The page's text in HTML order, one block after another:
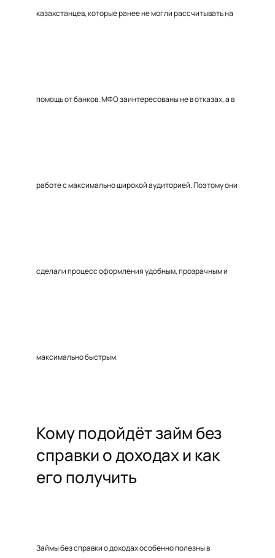
казахстанцев, которые ранее не могли рассчитывать на
помощь от банков. МФО заинтересованы не в отказах, а в
работе с максимально широкой аудиторией. Поэтому они
сделали процесс оформления удобным, прозрачным и
максимально быстрым.
Кому подойдёт займ без
справки о доходах и как
его получить
Займы без справки о доходах особенно полезны в